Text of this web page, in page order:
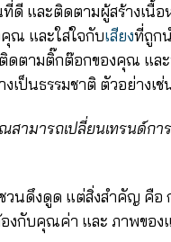
ดี และติดตามผู้สร้างเนื้
ณ และใส่ใจกับเสียงที่ถูก
ดตามติ๊กต๊อกของคุณ แล
เป็นธรรมชาติ ตัวอย่างเช่
มารถเปลี่ยนเทรนด์กา
วนดึงดูด แต่สิ่งสำคัญ คือ
องกับคุณค่า และ ภาพของ